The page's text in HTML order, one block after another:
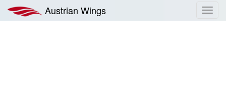
Inhalt
springen
Austrian Wings